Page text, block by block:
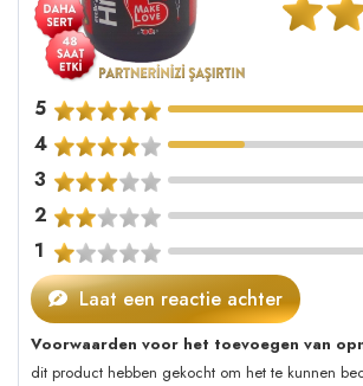
5
4
3
2
1
Laat een reactie achter
Voorwaarden voor het toevoegen van
dit product hebben gekocht om het te kunnen